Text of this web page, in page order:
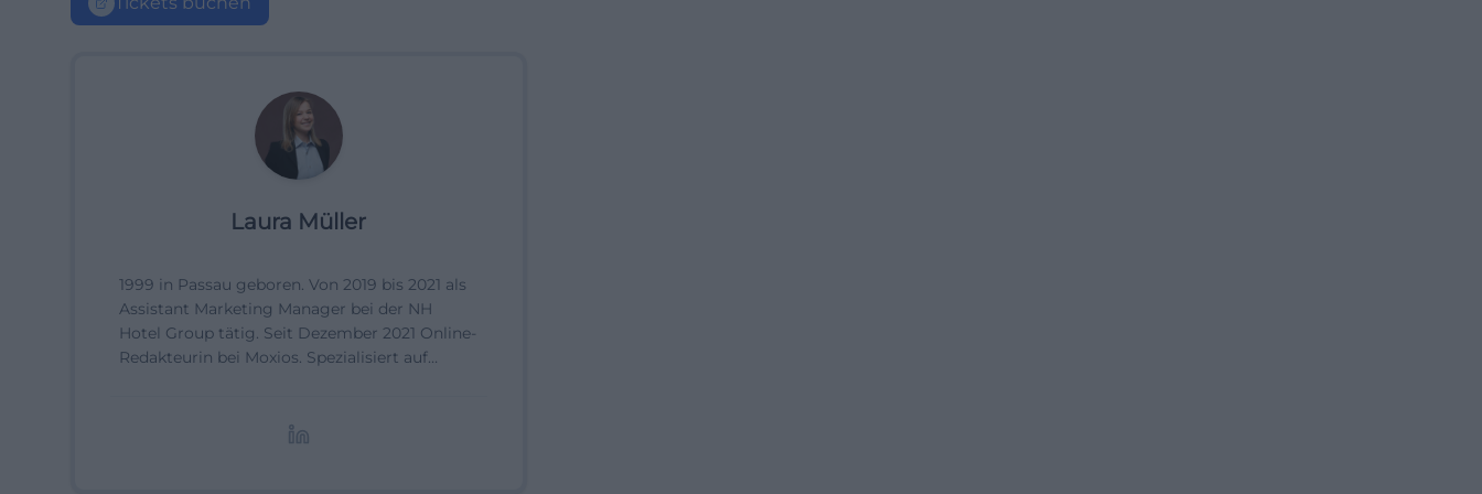
Laura Müller
1999 in Passau geboren. Von 2019 bis 2021 als
Assistant Marketing Manager bei der NH
Hotel Group tätig. Seit Dezember 2021 Online-
Redakteurin bei Moxios. Spezialisiert auf